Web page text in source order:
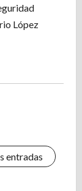
López
entradas